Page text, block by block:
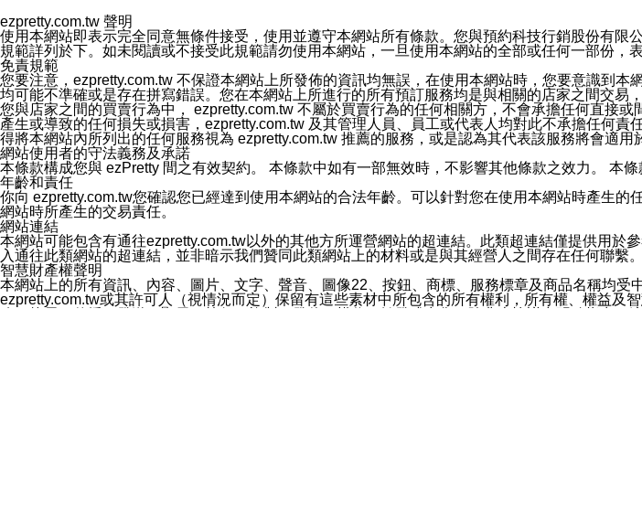
您同意本公司網站，透過您所提供的郵件地址與您取得聯絡並傳送或宣傳本網站各項服務之資
停止接收這些資料或電子郵件。
十五、訊息通知
本公司/本服務將以通知型訊息傳送重要訊息給您。即使未加入本公司/本服務好友，您仍可接收
本公司/本服務傳送之通知型訊息以對您有效且重要的訊息為限，以廣告或其他目的的訊息皆不
1.LINE 帳號設定的電話號碼與本公司/本服務所傳來的電話號碼比對相符。
2.該 LINE 帳號已在 LINE APP 設定中，同意接收通知型訊息。
3.LINE 帳號未封鎖傳送訊息之 LINE 官方帳號。
欲變更通知型訊息的設定，操作如下：
1.點選「主頁」＞「設定」
2.點選「隱私設定」
3.點選「提供使用資料」
4.點選「LINE通知型訊息」
5.開關「接收LINE通知型訊息」
❗️關閉「接收通知型訊息」後，將不會接收到來自任何企業官方帳號或認證官方帳號的通知型訊息
ezpretty.com.tw 聲明
使用本網站即表示完全同意無條件接受，使用並遵守本網站所有條款。您與預約科技行銷股份有
規範詳列於下。如未閱讀或不接受此規範請勿使用本網站，一旦使用本網站的全部或任何一部份，
免責規範
您要注意，ezpretty.com.tw 不保證本網站上所發佈的資訊均無誤，在使用本網站時，您要意識到
均可能不準確或是存在拼寫錯誤。您在本網站上所進行的所有預訂服務均是與相關的店家之間交
您與店家之間的買賣行為中， ezpretty.com.tw 不屬於買賣行為的任何相關方，不會承擔任何直接
產生或導致的任何損失或損害，ezpretty.com.tw 及其管理人員、員工或代表人均對此不承擔任何
得將本網站內所列出的任何服務視為 ezpretty.com.tw 推薦的服務，或是認為其代表該服務將會適
網站使用者的守法義務及承諾
本條款構成您與 ezPretty 間之有效契約。 本條款中如有一部無效時，不影響其他條款之效力。 本
年齡和責任
你向 ezpretty.com.tw您確認您已經達到使用本網站的合法年齡。可以針對您在使用本網站時產生
網站時所產生的交易責任。
網站連結
本網站可能包含有通往ezpretty.com.tw以外的其他方所運營網站的超連結。此類超連結僅提供用
入通往此類網站的超連結，並非暗示我們贊同此類網站上的材料或是與其經營人之間存在任何聯繫。
智慧財產權聲明
本網站上的所有資訊、內容、圖片、文字、聲音、圖像22、按鈕、商標、服務標章及商品名稱均
ezpretty.com.tw或其許可人（視情況而定）保留有這些素材中所包含的所有權利，所有權、權益